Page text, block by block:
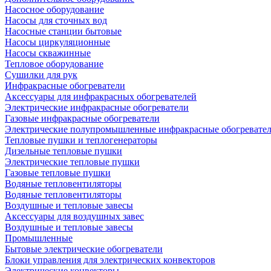
Насосное оборудование
Насосы для сточных вод
Насосные станции бытовые
Насосы циркуляционные
Насосы скважинные
Тепловое оборудование
Сушилки для рук
Инфракрасные обогреватели
Аксессуары для инфракрасных обогревателей
Электрические инфракрасные обогреватели
Газовые инфракрасные обогреватели
Электрические полупромышленные инфракрасные
Тепловые пушки и теплогенераторы
Дизельные тепловые пушки
Электрические тепловые пушки
Газовые тепловые пушки
Водяные тепловентиляторы
Водяные тепловентиляторы
Воздушные и тепловые завесы
Аксессуары для воздушных завес
Воздушные и тепловые завесы
Промышленные
Бытовые электрические обогреватели
Блоки управления для электрических конвекторов